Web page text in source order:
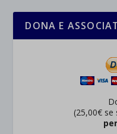
DONA E
(25,00€ se